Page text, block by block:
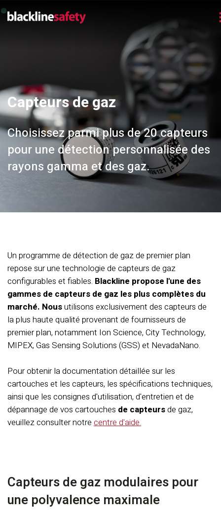
Capteurs de gaz
Choisissez parmi plus de 20 capteurs
pour une détection personnalisée des
rayons gamma et des gaz.
Un programme de détection de gaz de premier plan
repose sur une technologie de capteurs de gaz
configurables et fiables. Blackline propose l'une des
gammes de capteurs de gaz les plus complètes du
marché. Nousutilisons exclusivement des capteurs de
la plus haute qualité provenant de fournisseurs de
premier plan, notamment Ion Science, City Technology,
MIPEX, Gas Sensing Solutions (GSS) et NevadaNano.
Pour obtenir la documentation détaillée sur les
cartouches et les capteurs, les spécifications techniques,
ainsi que les consignes d'utilisation, d'entretien et de
dépannage de vos cartouches de capteursde gaz,
veuillez consulter notre centre d'aide.
Capteurs de gaz modulaires pour
une polyvalence maximale